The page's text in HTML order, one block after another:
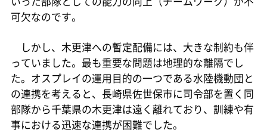
可欠なのです。
しかし、木更津への暫定配備には、大きな制約も伴
っていました。最も重要な問題は地理的な離隔でし
た。オスプレイの運用目的の一つである水陸機動団と
の連携を考えると、長崎県佐世保市に司令部を置く同
部隊から千葉県の木更津は遠く離れており、訓練や有
事における迅速な連携が困難でした。